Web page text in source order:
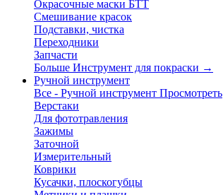
Окрасочные маски БТТ
Смешивание красок
Подставки, чистка
Переходники
Запчасти
Больше Инструмент для покраски →
Ручной инструмент
Все - Ручной инструмент Просмотреть
Верстаки
Для фототравления
Зажимы
Заточной
Измерительный
Коврики
Кусачки, плоскогубцы